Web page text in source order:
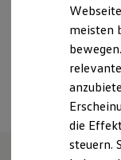
Laden
Batterie
meisten
die
steuern.